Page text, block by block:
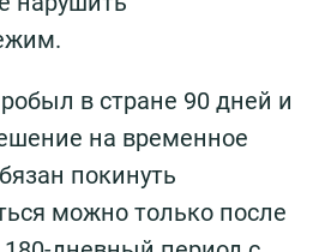
в стране 90 дней и
на временное
покинуть
можно только после